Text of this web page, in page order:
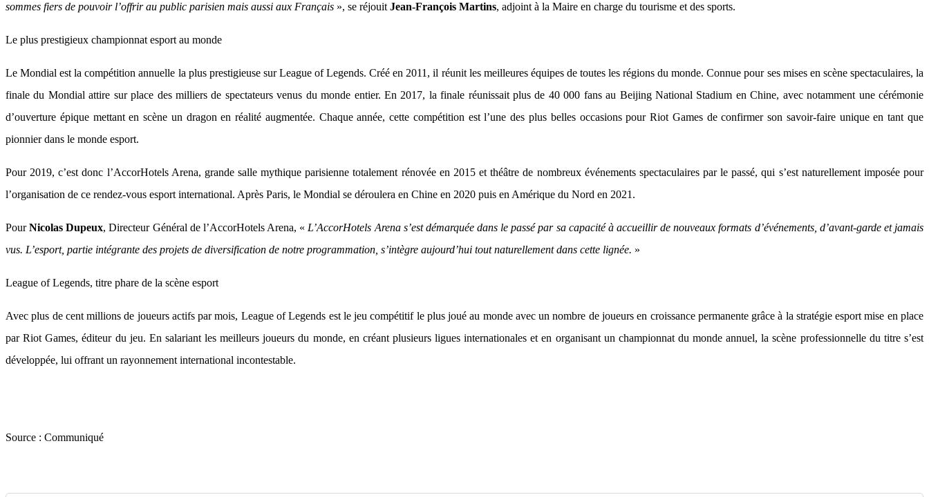
sommes fiers de pouvoir l’offrir au public parisien mais aussi aux Français », se réjouit Jean-François Martins, adjoint à la Maire en charge du tourisme et des sports.
Le plus prestigieux championnat esport au monde
Le Mondial est la compétition annuelle la plus prestigieuse sur League of Legends. Créé en 2011, il réunit les meilleures équipes de toutes les régions du monde. Connue pour ses mises en scène spectaculaires, la
finale du Mondial attire sur place des milliers de spectateurs venus du monde entier. En 2017, la finale réunissait plus de 40 000 fans au Beijing National Stadium en Chine, avec notamment une cérémonie
d’ouverture épique mettant en scène un dragon en réalité augmentée. Chaque année, cette compétition est l’une des plus belles occasions pour Riot Games de confirmer son savoir-faire unique en tant que
pionnier dans le monde esport.
Pour 2019, c’est donc l’AccorHotels Arena, grande salle mythique parisienne totalement rénovée en 2015 et théâtre de nombreux événements spectaculaires par le passé, qui s’est naturellement imposée pour
l’organisation de ce rendez-vous esport international. Après Paris, le Mondial se déroulera en Chine en 2020 puis en Amérique du Nord en 2021.
PourNicolas Dupeux, Directeur Général de l’AccorHotels Arena, « L’AccorHotels Arena s’est démarquée dans le passé par sa capacité à accueillir de nouveaux formats d’événements, d’avant-garde et jamais
vus. L’esport, partie intégrante des projets de diversification de notre programmation, s’intègre aujourd’hui tout naturellement dans cette lignée. »
League of Legends, titre phare de la scène esport
Avec plus de cent millions de joueurs actifs par mois, League of Legends est le jeu compétitif le plus joué au monde avec un nombre de joueurs en croissance permanente grâce à la stratégie esport mise en place
par Riot Games, éditeur du jeu. En salariant les meilleurs joueurs du monde, en créant plusieurs ligues internationales et en organisant un championnat du monde annuel, la scène professionnelle du titre s’est
développée, lui offrant un rayonnement international incontestable.
Source : Communiqué